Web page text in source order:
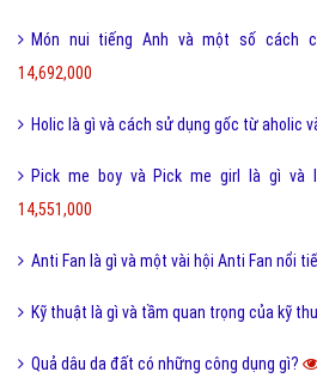
Món nui tiếng Anh và một số cách
14,692,000
Holic là gì và cách sử dụng gốc từ aholic
Pick me boy và Pick me girl là gì và
14,551,000
Anti Fan là gì và một vài hội Anti Fan nổi
Kỹ thuật là gì và tầm quan trọng của kỹ
Quả dâu da đất có những công dụng gì?